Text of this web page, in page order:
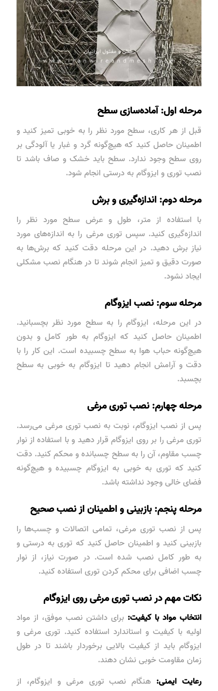
مرحله اول: آماده‌سازی سطح
قبل از هر کاری، سطح مورد نظر را به خوبی تمیز کنید و
اطمینان حاصل کنید که هیچ‌گونه گرد و غبار یا آلودگی بر
روی سطح وجود ندارد. سطح باید خشک و صاف باشد تا
نصب توری و ایزوگام به درستی انجام شود.
مرحله دوم: اندازه‌گیری و برش
با استفاده از متر، طول و عرض سطح مورد نظر را
اندازه‌گیری کنید. سپس توری مرغی را به اندازه‌های مورد
نیاز برش دهید. در این مرحله دقت کنید که برش‌ها به
صورت دقیق و تمیز انجام شوند تا در هنگام نصب مشکلی
ایجاد نشود.
مرحله سوم: نصب ایزوگام
در این مرحله، ایزوگام را به سطح مورد نظر بچسبانید.
اطمینان حاصل کنید که ایزوگام به طور کامل و بدون
هیچ‌گونه حباب هوا به سطح چسبیده است. این کار را با
دقت و آرامش انجام دهید تا ایزوگام به خوبی به سطح
بچسبد.
مرحله چهارم: نصب توری مرغی
پس از نصب ایزوگام، نوبت به نصب توری مرغی می‌رسد.
توری مرغی را بر روی ایزوگام قرار دهید و با استفاده از نوار
چسب مقاوم، آن را به سطح چسبانده و محکم کنید. دقت
کنید که توری به خوبی به ایزوگام چسبیده و هیچ‌گونه
فضای خالی وجود نداشته باشد.
مرحله پنجم: بازبینی و اطمینان از نصب صحیح
پس از نصب توری مرغی، تمامی اتصالات و چسب‌ها را
بازبینی کنید و اطمینان حاصل کنید که توری به درستی و
به طور کامل نصب شده است. در صورت نیاز، از نوار
چسب اضافی برای محکم کردن توری استفاده کنید.
نکات مهم در نصب توری مرغی روی ایزوگام
انتخاب مواد با کیفیت: برای داشتن نصب موفق، از مواد
اولیه با کیفیت و استاندارد استفاده کنید. توری مرغی و
ایزوگام باید از کیفیت بالایی برخوردار باشند تا در طول
زمان مقاومت خوبی نشان دهند.
رعایت ایمنی: هنگام نصب توری مرغی و ایزوگام، از